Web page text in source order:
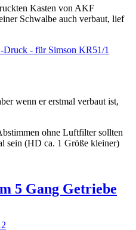
Kasten von AKF
Schwalbe auch verbaut, lief
- für Simson KR51/1
wenn er erstmal verbaut ist,
ohne Luftfilter sollten
sein (HD ca. 1 Größe kleiner)
5 Gang Getriebe